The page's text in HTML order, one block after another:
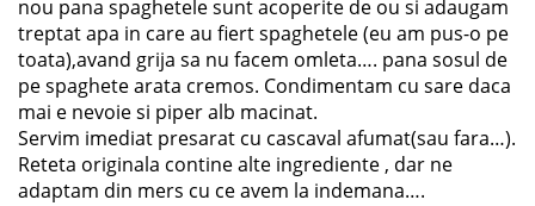
nou pana spaghetele sunt acoperite de ou si adaugam
treptat apa in care au fiert spaghetele (eu am pus-o pe
toata),avand grija sa nu facem omleta…. pana sosul de
pe spaghete arata cremos. Condimentam cu sare daca
mai e nevoie si piper alb macinat.
Servim imediat presarat cu cascaval afumat(sau fara…).
Reteta originala contine alte ingrediente , dar ne
adaptam din mers cu ce avem la indemana….